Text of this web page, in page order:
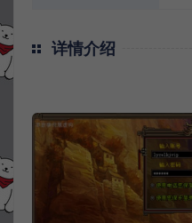
详情介绍